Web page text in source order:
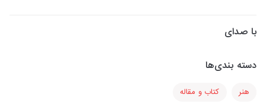
با صدای
دسته بندی‌ها
هنر کتاب و مقاله